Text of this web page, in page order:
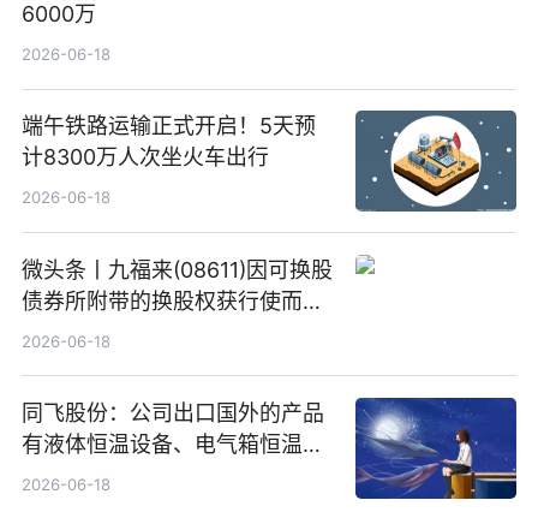
6000万
2026-06-18
端午铁路运输正式开启！5天预
计8300万人次坐火车出行
2026-06-18
微头条丨九福来(08611)因可换股
债券所附带的换股权获行使而发
行5200万股
2026-06-18
同飞股份：公司出口国外的产品
有液体恒温设备、电气箱恒温装
置、纯水冷却单元和特种换热器
2026-06-18